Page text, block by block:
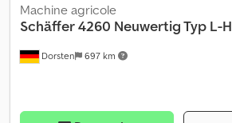
Dorsten 697 km
Machine agricole
Schäffer4260 Neuwertig Typ L-H